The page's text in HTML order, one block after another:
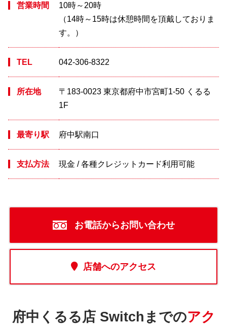
営業時間
10時～20時
（14時～15時は休憩時間を頂戴しておりま
す。）
TEL 042-306-8322
所在地
〒183-0023 東京都府中市宮町1-50 くるる
1F
最寄り駅 府中駅南口
支払方法 現金 / 各種クレジットカード利用可能
お電話からお問い合わせ
店舗へのアクセス
府中くるる店 Switchまでのアク